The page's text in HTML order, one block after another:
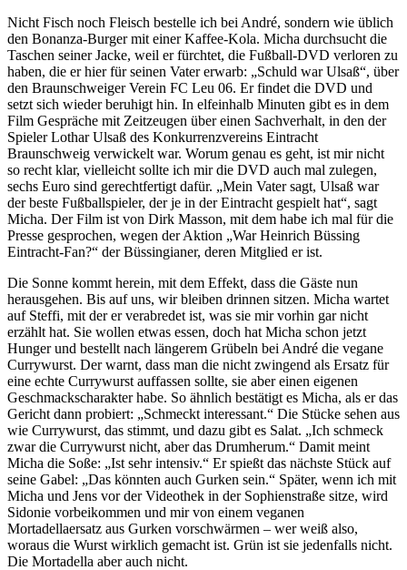
Nicht Fisch noch Fleisch bestelle ich bei André, sondern wie üblich
den Bonanza-Burger mit einer Kaffee-Kola. Micha durchsucht die
Taschen seiner Jacke, weil er fürchtet, die Fußball-DVD verloren zu
haben, die er hier für seinen Vater erwarb: „Schuld war Ulsaß“, über
den Braunschweiger Verein FC Leu 06. Er findet die DVD und
setzt sich wieder beruhigt hin. In elfeinhalb Minuten gibt es in dem
Film Gespräche mit Zeitzeugen über einen Sachverhalt, in den der
Spieler Lothar Ulsaß des Konkurrenzvereins Eintracht
Braunschweig verwickelt war. Worum genau es geht, ist mir nicht
so recht klar, vielleicht sollte ich mir die DVD auch mal zulegen,
sechs Euro sind gerechtfertigt dafür. „Mein Vater sagt, Ulsaß war
der beste Fußballspieler, der je in der Eintracht gespielt hat“, sagt
Micha. Der Film ist von Dirk Masson, mit dem habe ich mal für die
Presse gesprochen, wegen der Aktion „War Heinrich Büssing
Eintracht-Fan?“ der Büssingianer, deren Mitglied er ist.
Die Sonne kommt herein, mit dem Effekt, dass die Gäste nun
herausgehen. Bis auf uns, wir bleiben drinnen sitzen. Micha wartet
auf Steffi, mit der er verabredet ist, was sie mir vorhin gar nicht
erzählt hat. Sie wollen etwas essen, doch hat Micha schon jetzt
Hunger und bestellt nach längerem Grübeln bei André die vegane
Currywurst. Der warnt, dass man die nicht zwingend als Ersatz für
eine echte Currywurst auffassen sollte, sie aber einen eigenen
Geschmackscharakter habe. So ähnlich bestätigt es Micha, als er das
Gericht dann probiert: „Schmeckt interessant.“ Die Stücke sehen aus
wie Currywurst, das stimmt, und dazu gibt es Salat. „Ich schmeck
zwar die Currywurst nicht, aber das Drumherum.“ Damit meint
Micha die Soße: „Ist sehr intensiv.“ Er spießt das nächste Stück auf
seine Gabel: „Das könnten auch Gurken sein.“ Später, wenn ich mit
Micha und Jens vor der Videothek in der Sophienstraße sitze, wird
Sidonie vorbeikommen und mir von einem veganen
Mortadellaersatz aus Gurken vorschwärmen – wer weiß also,
woraus die Wurst wirklich gemacht ist. Grün ist sie jedenfalls nicht.
Die Mortadella aber auch nicht.